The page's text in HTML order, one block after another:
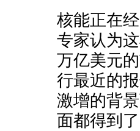
核能正在
专家认为
万亿美元
行最近的
激增的背
面都得到